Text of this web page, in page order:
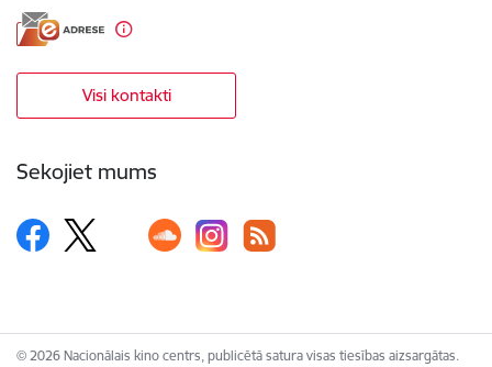
Visi kontakti
Sekojiet mums
© 2026 Nacionālais kino centrs, publicētā satura visas tiesības aizsargātas.